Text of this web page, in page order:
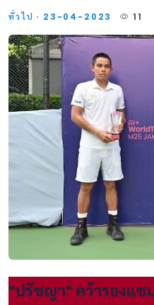
ทั่วไป · 23-04-2023 11
"ปรัชญา" คว้ารองแช